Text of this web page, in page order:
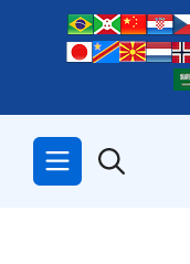
springen